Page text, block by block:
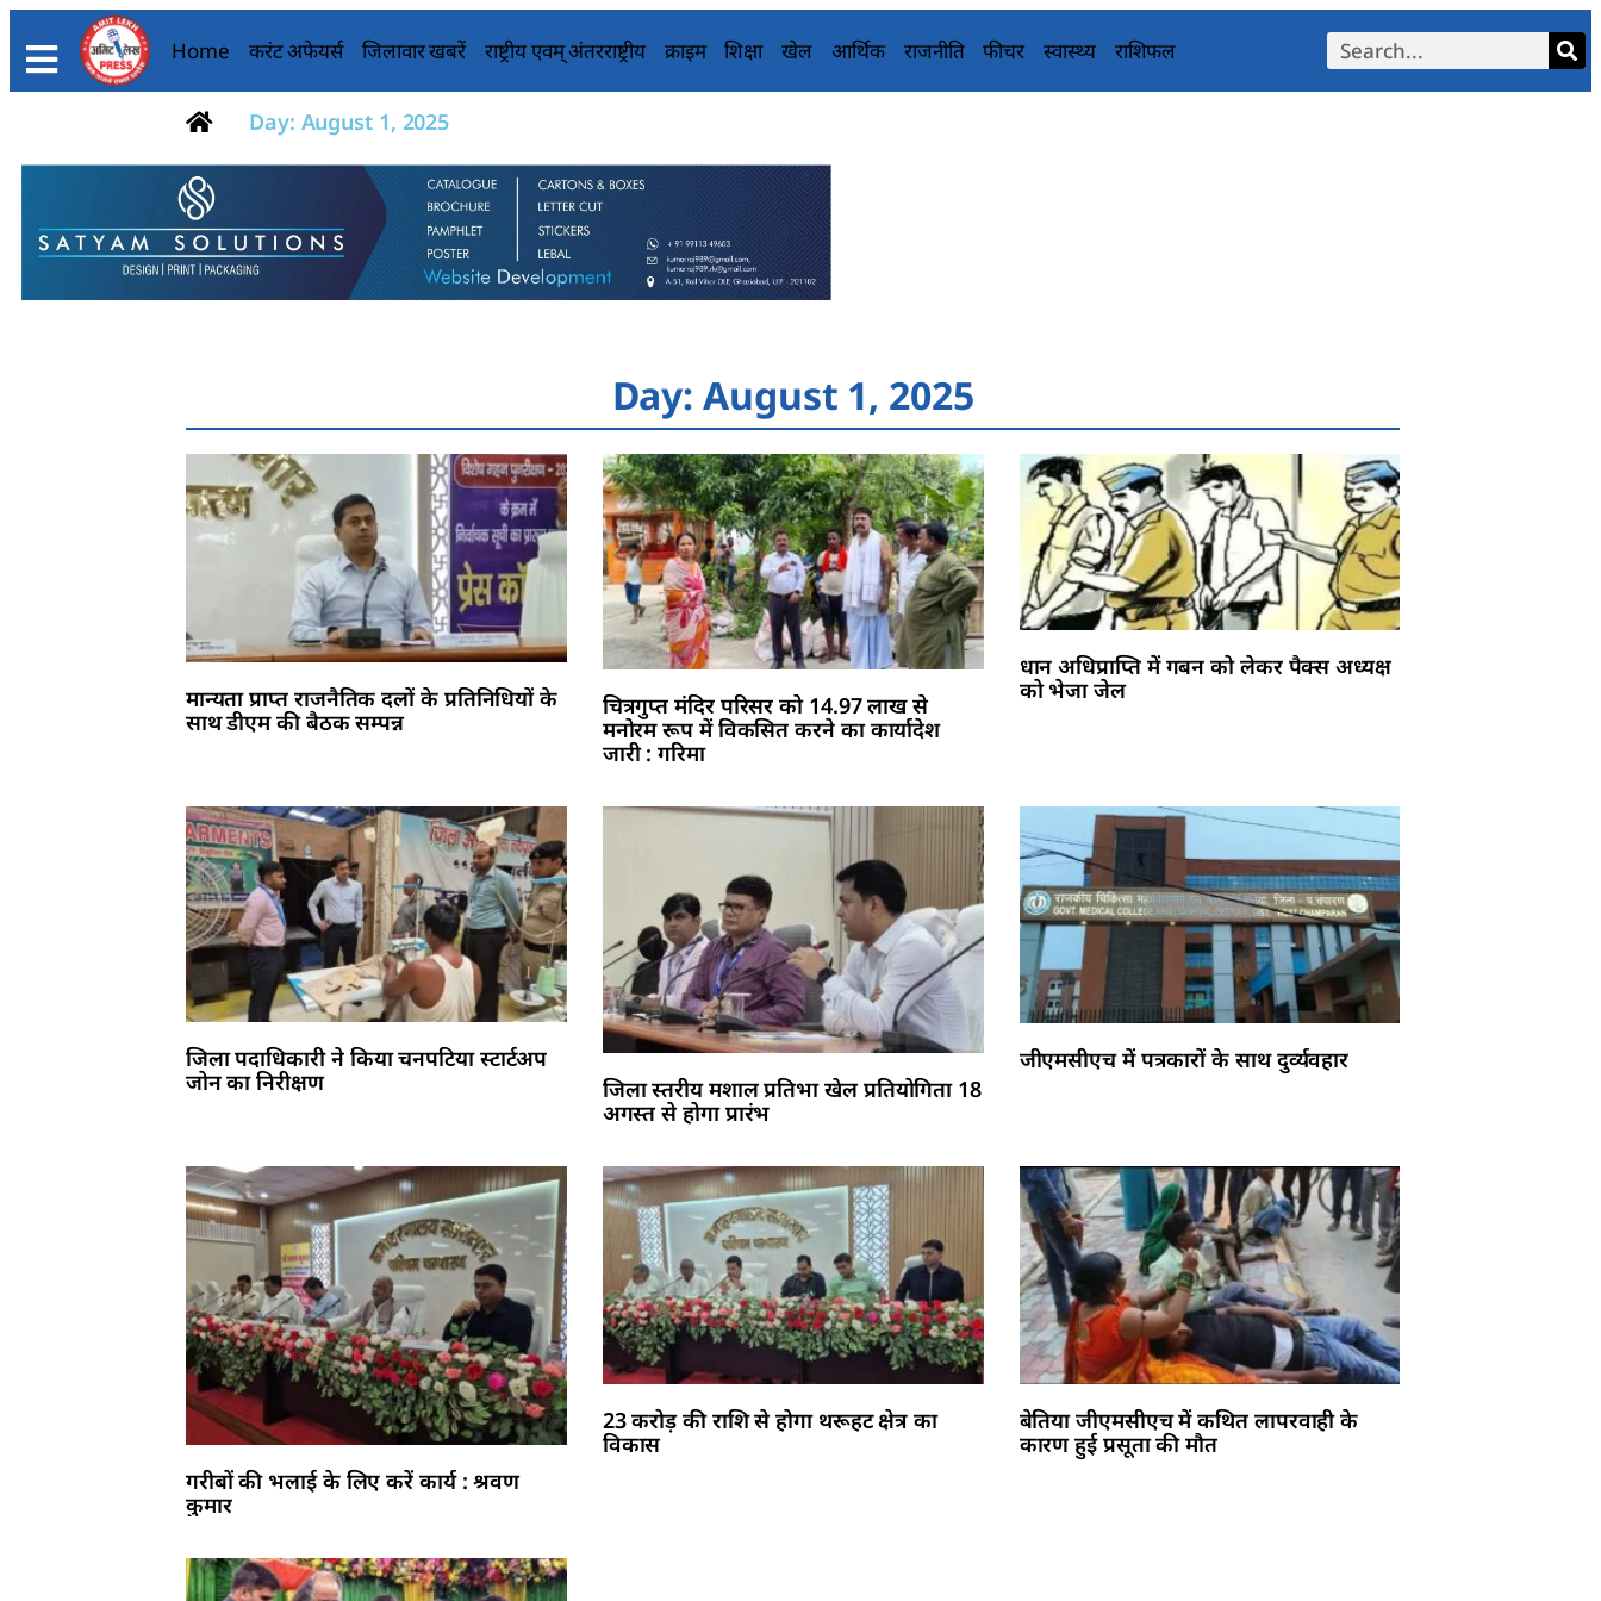
Home करंट अफेयर्स जिलावार खबरें राष्ट्रीय एवम् अंतरराष्ट्रीय क्राइम शिक्षा खेल आर्थिक राजनीति फीचर स्वास्थ्य राशिफल
Day: August 1, 2025
Day: August 1, 2025
मान्यता प्राप्त राजनैतिक दलों के प्रतिनिधियों के
साथ डीएम की बैठक सम्पन्न
चित्रगुप्त मंदिर परिसर को 14.97 लाख से
मनोरम रूप में विकसित करने का कार्यादेश
जारी : गरिमा
धान अधिप्राप्ति में गबन को लेकर पैक्स अध्यक्ष
को भेजा जेल
जिला पदाधिकारी ने किया चनपटिया स्टार्टअप
जोन का निरीक्षण
जिला स्तरीय मशाल प्रतिभा खेल प्रतियोगिता 18
अगस्त से होगा प्रारंभ
जीएमसीएच में पत्रकारों के साथ दुर्व्यवहार
गरीबों की भलाई के लिए करें कार्य : श्रवण
कुमार
23 करोड़ की राशि से होगा थरूहट क्षेत्र का
विकास
बेतिया जीएमसीएच में कथित लापरवाही के
कारण हुई प्रसूता की मौत